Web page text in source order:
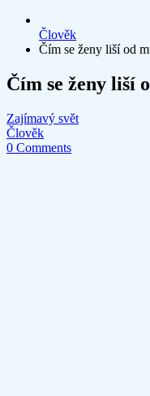
Člověk
Čím se ženy liší od
Čím se ženy liší
Zajímavý svět
Člověk
0 Comments